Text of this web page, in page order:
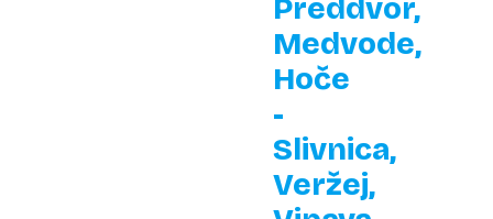
Preddvor,
Medvode,
Hoče
-
Slivnica,
Veržej,